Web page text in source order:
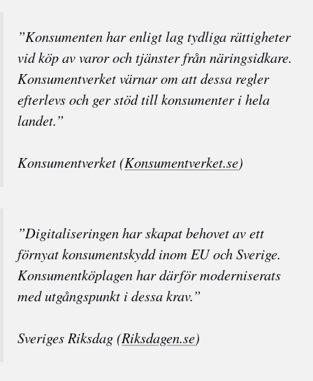
”Konsumenten har enligt lag tydliga rättigheter
vid köp av varor och tjänster från näringsidkare.
Konsumentverket värnar om att dessa regler
efterlevs och ger stöd till konsumenter i hela
landet.”
Konsumentverket (Konsumentverket.se)
”Digitaliseringen har skapat behovet av ett
förnyat konsumentskydd inom EU och Sverige.
Konsumentköplagen har därför moderniserats
med utgångspunkt i dessa krav.”
Sveriges Riksdag (Riksdagen.se)